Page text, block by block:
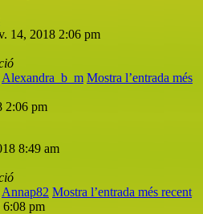
14, 2018 2:06 pm
Alexandra_b_m Mostra l’entrada més
2:06 pm
8:49 am
Annap82 Mostra l’entrada més recent
6:08 pm